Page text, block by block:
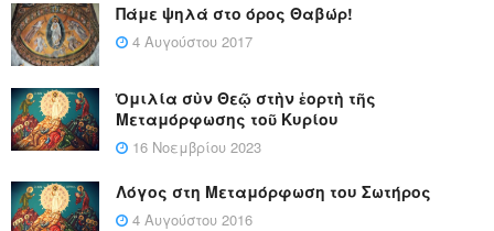
Πάμε ψηλά στο όρος Θαβώρ!
4 Αυγούστου 2017
Ὁμιλία σὺν Θεῷ στὴν ἑορτὴ τῆς
Μεταμόρφωσης τοῦ Κυρίου
16 Νοεμβρίου 2023
Λόγος στη Μεταμόρφωση του Σωτήρος
4 Αυγούστου 2016